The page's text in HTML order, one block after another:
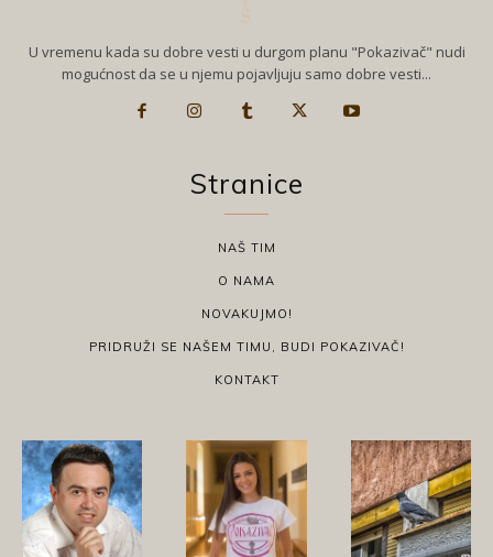
U vremenu kada su dobre vesti u durgom planu "Pokazivač" nudi
mogućnost da se u njemu pojavljuju samo dobre vesti...
Stranice
NAŠ TIM
O NAMA
NOVAKUJMO!
PRIDRUŽI SE NAŠEM TIMU, BUDI POKAZIVAČ!
KONTAKT